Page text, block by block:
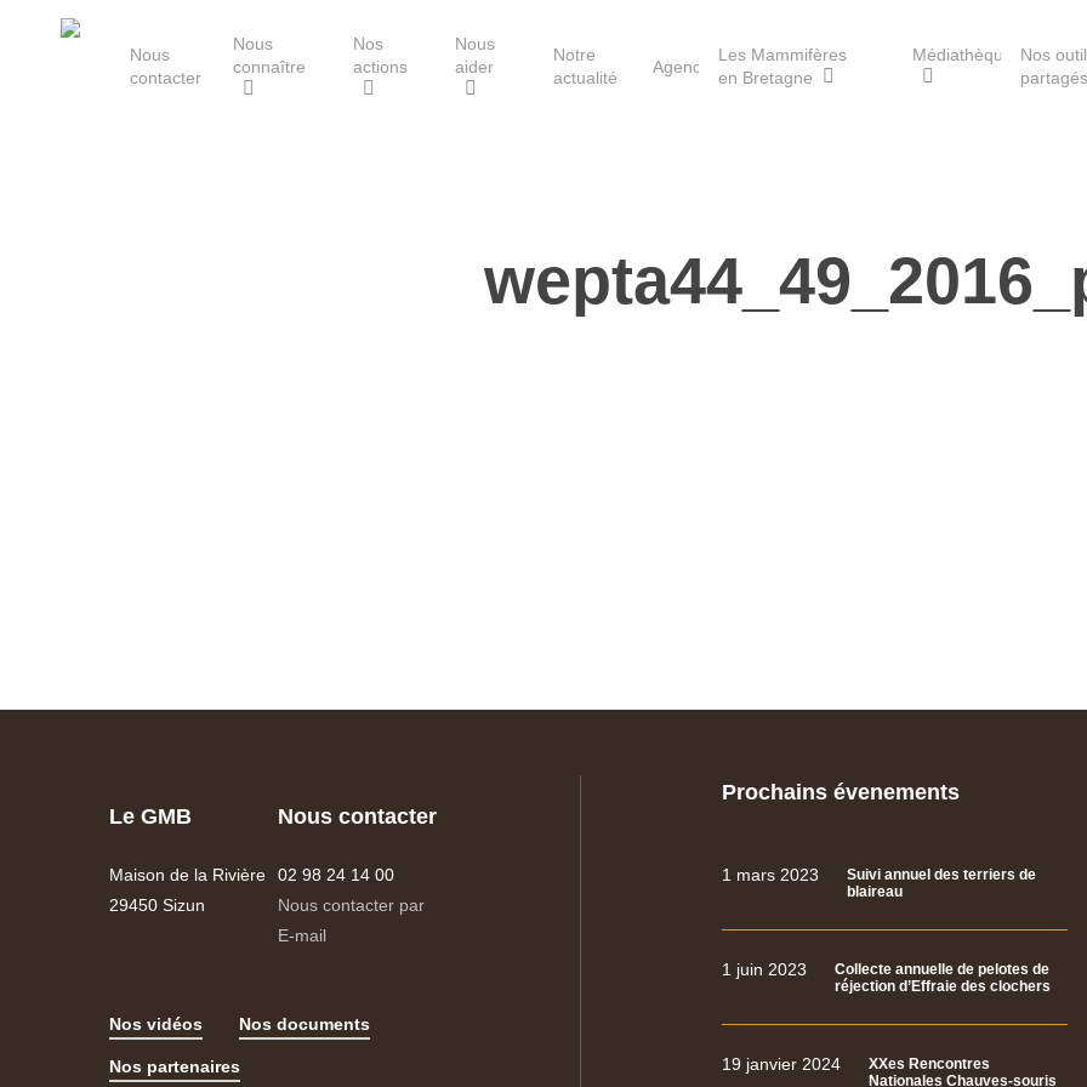
Nous
contacter
Nous
connaître
Nos
actions
Les Havres de paix pour la
loutre
Nous
aider
Notre
actualité
Agenda
Les Mammifères
en Bretagne
Médiathèque
Nos
partagés
Le GMB
Maison de la Rivière
29450 Sizun
Nous contacter
02 98 24 14 00
Nous contacter par
E-mail
Nos vidéos Nos documents
Nos partenaires
Prochains évenements
1 mars 2023
Suivi annuel des terriers de
blaireau
1 juin 2023
Collecte annuelle de pelotes de
réjection d’Effraie des clochers
19 janvier 2024
XXes Rencontres
Nationales Chauves-souris